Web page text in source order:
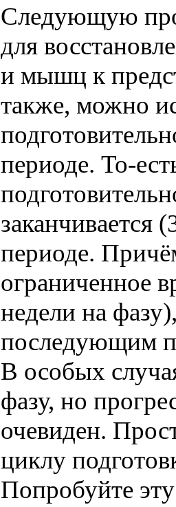
Следующую
для
и мышц к
также, можно
периоде. То-
заканчивается
периоде.
ограниченное
недели на
последующим
В особых
фазу, но
очевиден.
циклу
Попробуйте